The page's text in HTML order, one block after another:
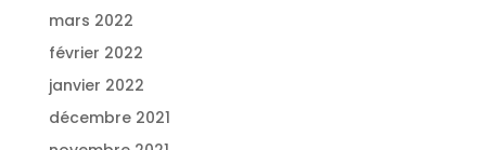
mars 2022
février 2022
janvier 2022
décembre 2021